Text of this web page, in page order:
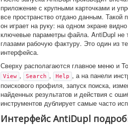
приложение с крупными карточками и
все пространство отдано данным. Такой
он играет на руку: на одном экране
ключевые параметры файла. AntiDupl не
глазами рабочую фактуру. Это один из
интерфейса.
Сверху располагаются главное меню и
View , Search , Help , а на панели
поискового профиля, запуск поиска,
найденных результатов и действия с
инструментов дублирует самые часто
Интерфейс AntiDupl